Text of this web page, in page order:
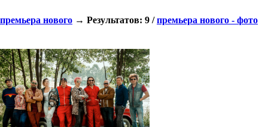
премьера нового → Результатов: 9 /премьера нового - фото